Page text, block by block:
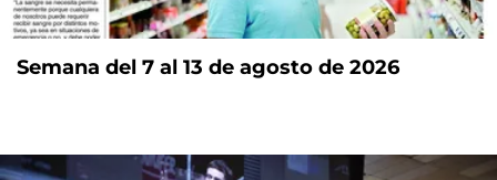
Semana del 7 al 13 de agosto de 2026